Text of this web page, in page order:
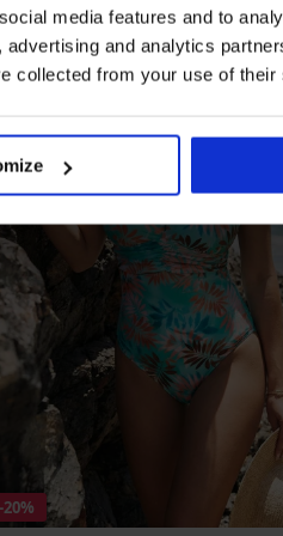
media features and to
and analytics
collected from your use of
-20%